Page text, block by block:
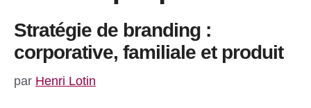
Stratégie de branding :
corporative, familiale et produit
par Henri Lotin